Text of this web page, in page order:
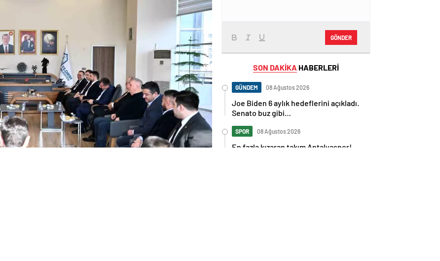
GÖNDER
SON DAKİKA HABERLERİ
GÜNDEM 08 Ağustos 2026
Joe Biden 6 aylık hedeflerini açıkladı.
Senato buz gibi…
SPOR 08 Ağustos 2026
En fazla kızaran takım Antalyaspor!